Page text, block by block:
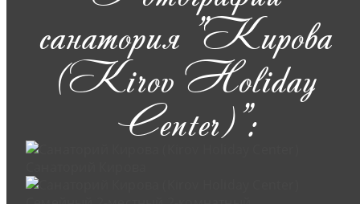
санатория "Кирова
(Kirov Holiday
Center)":